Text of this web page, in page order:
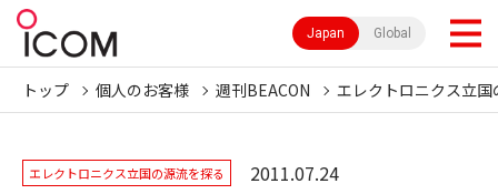
Japan Global
トップ 個人のお客様 週刊BEACON エレクトロニクス立
エレクトロニクス立国の源流を探る 2011.07.24